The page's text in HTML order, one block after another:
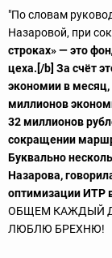
"По словам
Назаровой, при
строках» — это
цеха.[/b] За счёт
экономии в
миллионов
32 миллионов
сокращении
Буквально
Назарова,
оптимизации ИТР
ОБЩЕМ КАЖДЫЙ
ЛЮБЛЮ БРЕХНЮ!